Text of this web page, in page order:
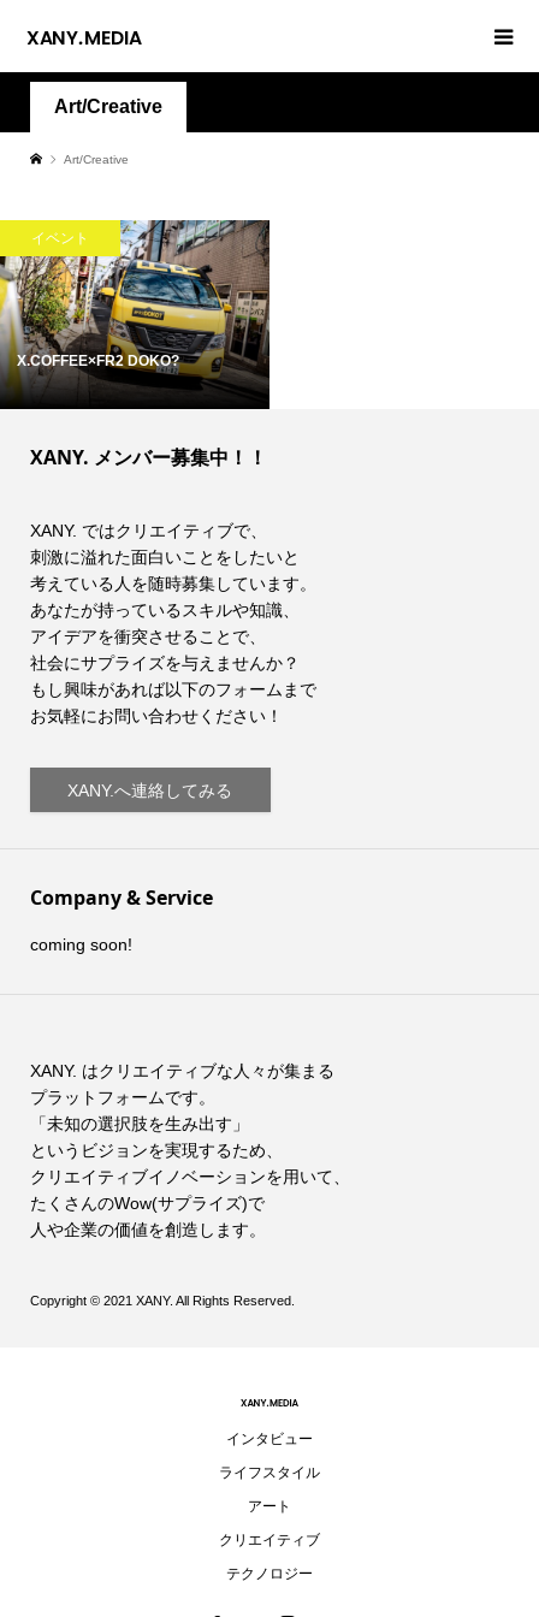
Art/Creative
Art/Creative
イベント
X.COFFEE×FR2 DOKO?
XANY. メンバー募集中！！
XANY. ではクリエイティブで、
刺激に溢れた面白いことをしたいと
考えている人を随時募集しています。
あなたが持っているスキルや知識、
アイデアを衝突させることで、
社会にサプライズを与えませんか？
もし興味があれば以下のフォームまで
お気軽にお問い合わせください！
XANY.へ連絡してみる
Company & Service
coming soon!
XANY. はクリエイティブな人々が集まる
プラットフォームです。
「未知の選択肢を生み出す」
というビジョンを実現するため、
クリエイティブイノベーションを用いて、
たくさんのWow(サプライズ)で
人や企業の価値を創造します。
Copyright © 2021 XANY. All Rights Reserved.
インタビュー
ライフスタイル
アート
クリエイティブ
テクノロジー